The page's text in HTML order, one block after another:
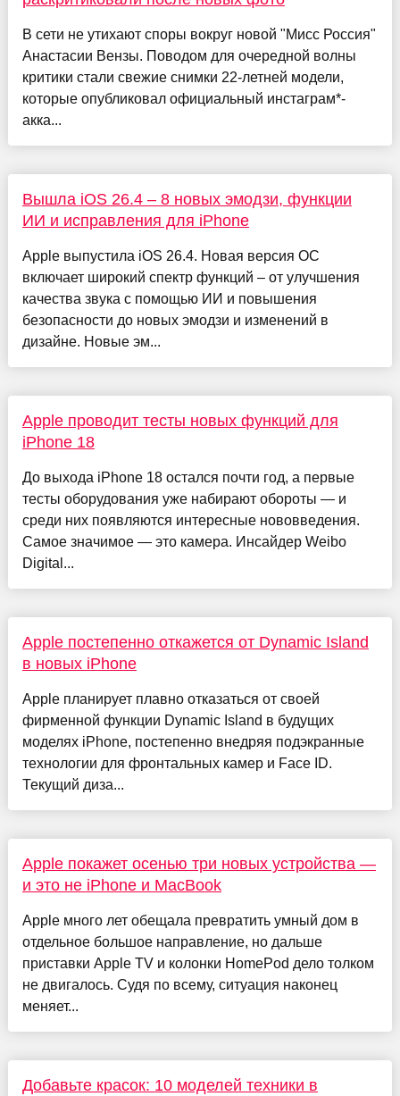
В сети не утихают споры вокруг новой "Мисс Россия"
Анастасии Вензы. Поводом для очередной волны
критики стали свежие снимки 22-летней модели,
которые опубликовал официальный инстаграм*-
акка...
Вышла iOS 26.4 – 8 новых эмодзи, функции
ИИ и исправления для iPhone
Apple выпустила iOS 26.4. Новая версия ОС
включает широкий спектр функций – от улучшения
качества звука с помощью ИИ и повышения
безопасности до новых эмодзи и изменений в
дизайне. Новые эм...
Apple проводит тесты новых функций для
iPhone 18
До выхода iPhone 18 остался почти год, а первые
тесты оборудования уже набирают обороты — и
среди них появляются интересные нововведения.
Самое значимое — это камера. Инсайдер Weibo
Digital...
Apple постепенно откажется от Dynamic Island
в новых iPhone
Apple планирует плавно отказаться от своей
фирменной функции Dynamic Island в будущих
моделях iPhone, постепенно внедряя подэкранные
технологии для фронтальных камер и Face ID.
Текущий диза...
Apple покажет осенью три новых устройства —
и это не iPhone и MacBook
Apple много лет обещала превратить умный дом в
отдельное большое направление, но дальше
приставки Apple TV и колонки HomePod дело толком
не двигалось. Судя по всему, ситуация наконец
меняет...
Добавьте красок: 10 моделей техники в